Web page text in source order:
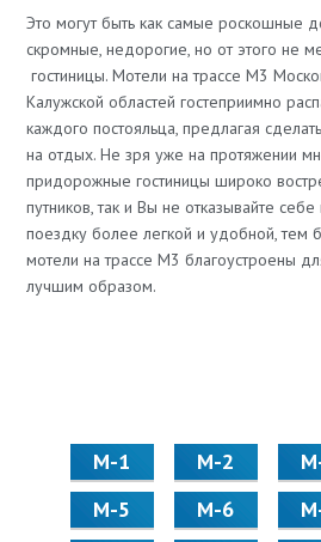
Это могут быть как самые роскошные
скромные, недорогие, но от этого не
гостиницы. Мотели на трассе М3
Калужской областей гостеприимно
каждого постояльца, предлагая
на отдых. Не зря уже на протяжении
придорожные гостиницы широко
путников, так и Вы не отказывайте
поездку более легкой и удобной, тем
мотели на трассе М3 благоустроены
лучшим образом.
М-1 М-2
М-5
М-6